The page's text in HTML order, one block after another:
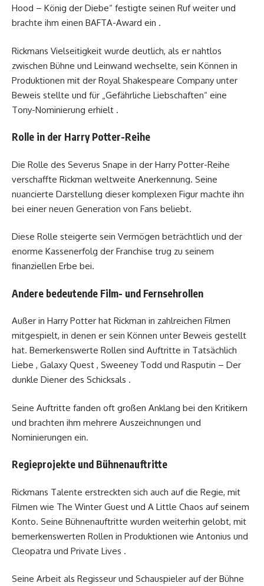
Hood – König der Diebe“ festigte seinen Ruf weiter und
brachte ihm einen BAFTA-Award ein .
Rickmans Vielseitigkeit wurde deutlich, als er nahtlos
zwischen Bühne und Leinwand wechselte, sein Können in
Produktionen mit der Royal Shakespeare Company unter
Beweis stellte und für „Gefährliche Liebschaften“ eine
Tony-Nominierung erhielt .
Rolle in der Harry Potter-Reihe
Die Rolle des Severus Snape in der Harry Potter-Reihe
verschaffte Rickman weltweite Anerkennung. Seine
nuancierte Darstellung dieser komplexen Figur machte ihn
bei einer neuen Generation von Fans beliebt.
Diese Rolle steigerte sein Vermögen beträchtlich und der
enorme Kassenerfolg der Franchise trug zu seinem
finanziellen Erbe bei.
Andere bedeutende Film- und Fernsehrollen
Außer in Harry Potter hat Rickman in zahlreichen Filmen
mitgespielt, in denen er sein Können unter Beweis gestellt
hat. Bemerkenswerte Rollen sind Auftritte in Tatsächlich
Liebe , Galaxy Quest , Sweeney Todd und Rasputin – Der
dunkle Diener des Schicksals .
Seine Auftritte fanden oft großen Anklang bei den Kritikern
und brachten ihm mehrere Auszeichnungen und
Nominierungen ein.
Regieprojekte und Bühnenauftritte
Rickmans Talente erstreckten sich auch auf die Regie, mit
Filmen wie The Winter Guest und A Little Chaos auf seinem
Konto. Seine Bühnenauftritte wurden weiterhin gelobt, mit
bemerkenswerten Rollen in Produktionen wie Antonius und
Cleopatra und Private Lives .
Seine Arbeit als Regisseur und Schauspieler auf der Bühne